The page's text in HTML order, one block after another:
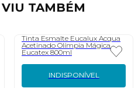
TAMBÉM
Tinta Esmalte Eucalux Acqua
Acetinado Olímpia Mágica
Eucatex 800ml
INDISPONÍVEL